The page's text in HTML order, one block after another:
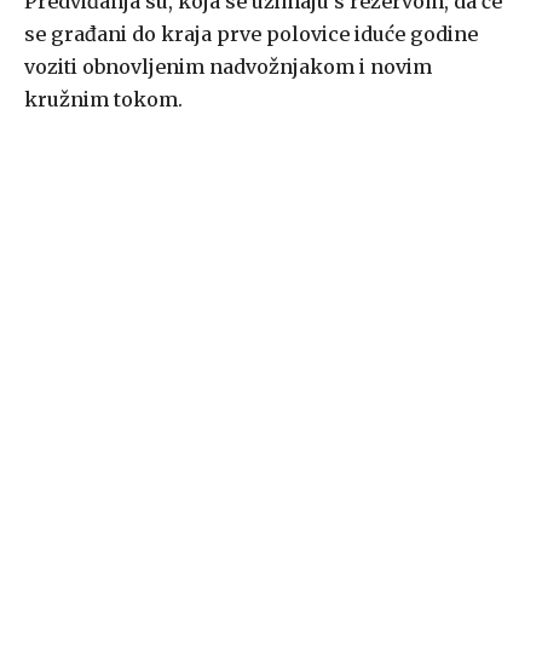
se građani do kraja prve polovice iduće godine
voziti obnovljenim nadvožnjakom i novim
kružnim tokom.